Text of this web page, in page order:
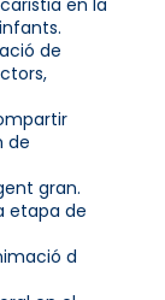
de
de
gran.
etapa de
d